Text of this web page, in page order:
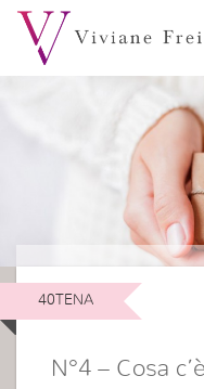
40TENA
N°4 – Cosa